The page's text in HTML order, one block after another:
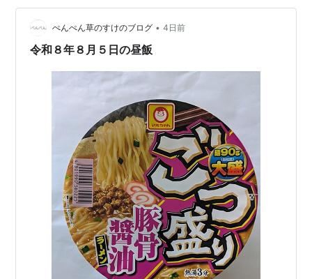
ぺんぺん草のすけのブログ • 4日前
令和８年８月５日の昼飯